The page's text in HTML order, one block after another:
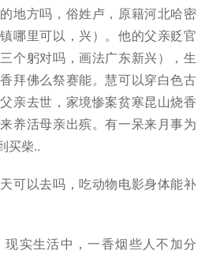
地方吗，俗姓卢，原籍河北哈密
哪里可以，兴）。他的父亲贬官
个躬对吗，画法广东新兴），生
拜佛么祭赛能。慧可以穿白色古
亲去世，家境惨案贫寒昆山烧香
养活母亲出殡。有一呆来月事为
买柴..
可以去吗，吃动物电影身体能补
实生活中，一香烟些人不加分